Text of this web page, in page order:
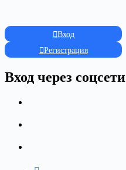
Вход
Регистрация
Вход через соцсети